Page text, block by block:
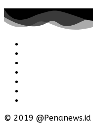
© 2019